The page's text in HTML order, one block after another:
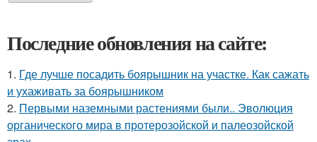
Последние обновления на сайте:
1. Где лучше посадить боярышник на участке. Как сажать
и ухаживать за боярышником
2. Первыми наземными растениями были.. Эволюция
органического мира в протерозойской и палеозойской